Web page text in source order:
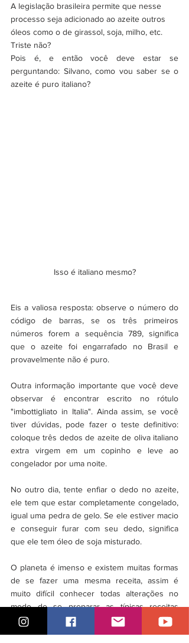
A legislação brasileira permite que nesse
processo seja adicionado ao azeite outros
óleos como o de girassol, soja, milho, etc.
Triste não?
Pois é, e então você deve estar se
perguntando: Silvano, como vou saber se o
azeite é puro italiano?
Isso é italiano mesmo?
Eis a valiosa resposta: observe o número do
código de barras, se os três primeiros
números forem a sequência 789, significa
que o azeite foi engarrafado no Brasil e
provavelmente não é puro.
Outra informação importante que você deve
observar é encontrar escrito no rótulo
"imbottigliato in Italia". Ainda assim, se você
tiver dúvidas, pode fazer o teste definitivo:
coloque três dedos de azeite de oliva italiano
extra virgem em um copinho e leve ao
congelador por uma noite.
No outro dia, tente enfiar o dedo no azeite,
ele tem que estar completamente congelado,
igual uma pedra de gelo. Se ele estiver macio
e conseguir furar com seu dedo, significa
que ele tem óleo de soja misturado.
O planeta é imenso e existem muitas formas
de se fazer uma mesma receita, assim é
muito difícil conhecer todas alterações no
modo de se preparar as típicas receitas
italianas.